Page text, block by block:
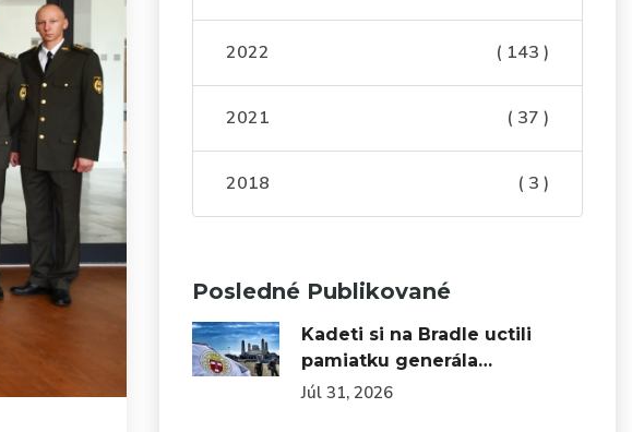
2022 ( 143 )
2021 ( 37 )
2018 ( 3 )
Posledné Publikované
Kadeti si na Bradle uctili
pamiatku generála…
Júl 31, 2026